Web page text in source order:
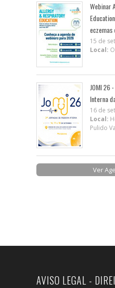
Webinar
15 de
Local:
JOMI 26
Interna
16 de
Local:
Pulido
Ver
AVISO LEGAL -